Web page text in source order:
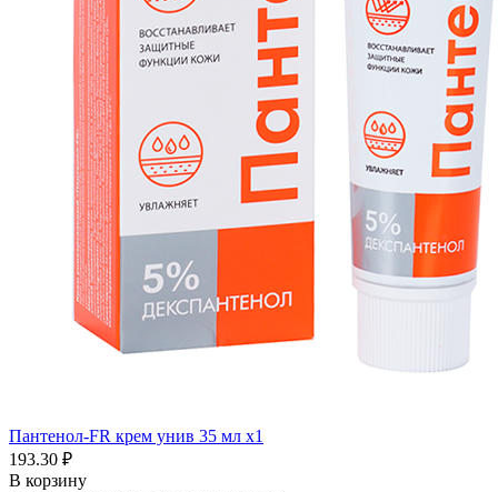
Пантенол-FR крем унив 35 мл x1
193.30 ₽
В корзину